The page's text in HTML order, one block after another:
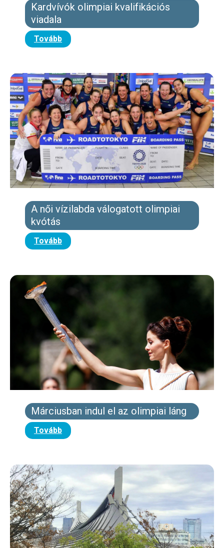
Kardvívók olimpiai kvalifikációs
viadala
Tovább
A női vízilabda válogatott olimpiai
kvótás
Tovább
Márciusban indul el az olimpiai láng
Tovább